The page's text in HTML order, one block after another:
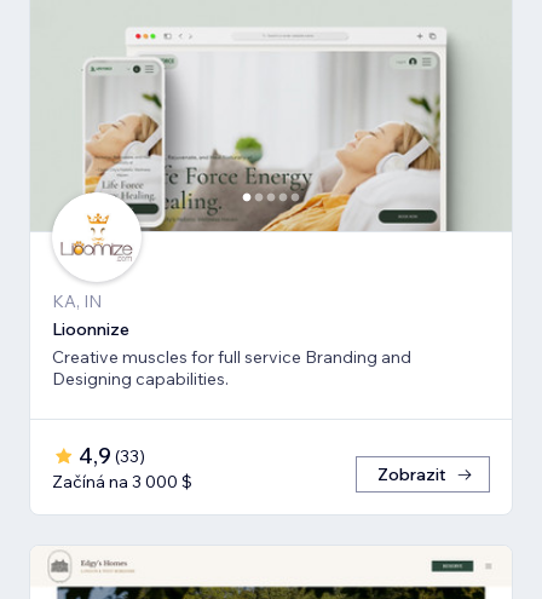
KA, IN
Lioonnize
Creative muscles for full service Branding and
Designing capabilities.
4,9 (33)
Začíná na 3 000 $
Zobrazit